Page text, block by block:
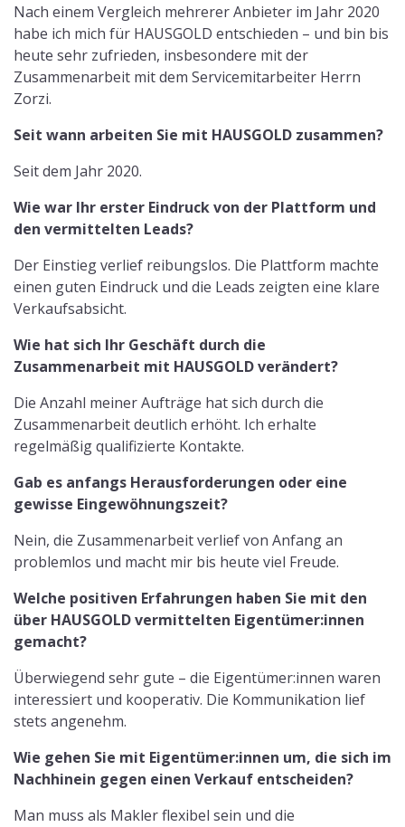
Nach einem Vergleich mehrerer Anbieter im Jahr 2020
habe ich mich für HAUSGOLD entschieden – und bin bis
heute sehr zufrieden, insbesondere mit der
Zusammenarbeit mit dem Servicemitarbeiter Herrn
Zorzi.
Seit wann arbeiten Sie mit HAUSGOLD zusammen?
Seit dem Jahr 2020.
Wie war Ihr erster Eindruck von der Plattform und
den vermittelten Leads?
Der Einstieg verlief reibungslos. Die Plattform machte
einen guten Eindruck und die Leads zeigten eine klare
Verkaufsabsicht.
Wie hat sich Ihr Geschäft durch die
Zusammenarbeit mit HAUSGOLD verändert?
Die Anzahl meiner Aufträge hat sich durch die
Zusammenarbeit deutlich erhöht. Ich erhalte
regelmäßig qualifizierte Kontakte.
Gab es anfangs Herausforderungen oder eine
gewisse Eingewöhnungszeit?
Nein, die Zusammenarbeit verlief von Anfang an
problemlos und macht mir bis heute viel Freude.
Welche positiven Erfahrungen haben Sie mit den
über HAUSGOLD vermittelten Eigentümer:innen
gemacht?
Überwiegend sehr gute – die Eigentümer:innen waren
interessiert und kooperativ. Die Kommunikation lief
stets angenehm.
Wie gehen Sie mit Eigentümer:innen um, die sich im
Nachhinein gegen einen Verkauf entscheiden?
Man muss als Makler flexibel sein und die